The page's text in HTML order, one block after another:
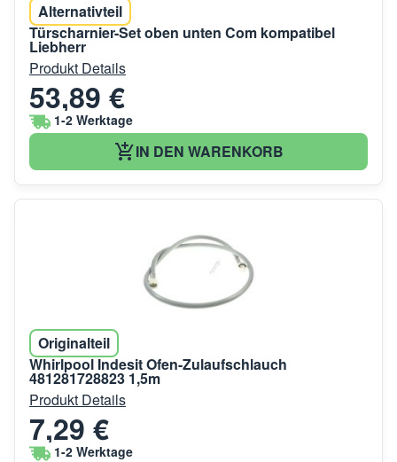
Alternativteil
Türscharnier-Set oben unten Com kompatibel
Liebherr
Produkt Details
53,89 €
1-2 Werktage
IN DEN WARENKORB
Originalteil
Whirlpool Indesit Ofen-Zulaufschlauch
481281728823 1,5m
Produkt Details
7,29 €
1-2 Werktage